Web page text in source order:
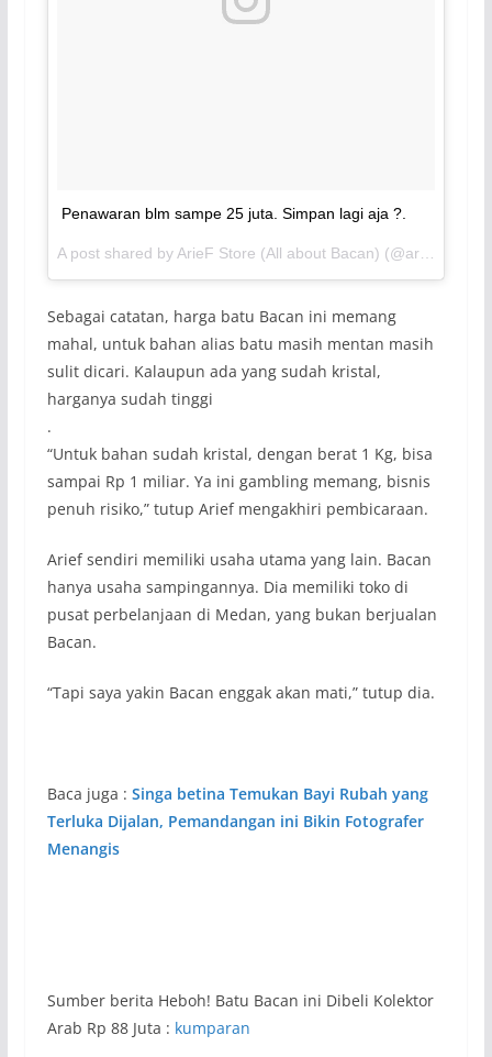
Penawaran blm sampe 25 juta. Simpan lagi aja ?.
A post shared by ArieF Store (All about Bacan) (@arief.store.bacan) on
Sebagai catatan, harga batu Bacan ini memang
mahal, untuk bahan alias batu masih mentan masih
sulit dicari. Kalaupun ada yang sudah kristal,
harganya sudah tinggi
.
“Untuk bahan sudah kristal, dengan berat 1 Kg, bisa
sampai Rp 1 miliar. Ya ini gambling memang, bisnis
penuh risiko,” tutup Arief mengakhiri pembicaraan.
Arief sendiri memiliki usaha utama yang lain. Bacan
hanya usaha sampingannya. Dia memiliki toko di
pusat perbelanjaan di Medan, yang bukan berjualan
Bacan.
“Tapi saya yakin Bacan enggak akan mati,” tutup dia.
Baca juga : Singa betina Temukan Bayi Rubah yang
Terluka Dijalan, Pemandangan ini Bikin Fotografer
Menangis
Sumber berita Heboh! Batu Bacan ini Dibeli Kolektor
Arab Rp 88 Juta : kumparan